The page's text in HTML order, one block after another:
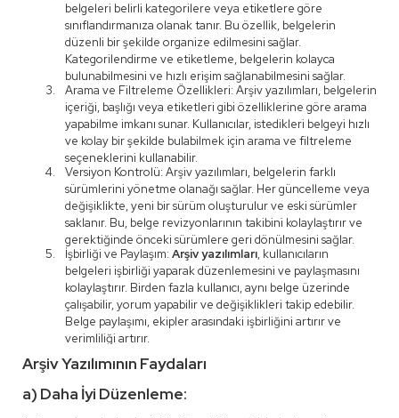
belgeleri belirli kategorilere veya etiketlere göre
sınıflandırmanıza olanak tanır. Bu özellik, belgelerin
düzenli bir şekilde organize edilmesini sağlar.
Kategorilendirme ve etiketleme, belgelerin kolayca
bulunabilmesini ve hızlı erişim sağlanabilmesini sağlar.
Arama ve Filtreleme Özellikleri: Arşiv yazılımları, belgelerin
içeriği, başlığı veya etiketleri gibi özelliklerine göre arama
yapabilme imkanı sunar. Kullanıcılar, istedikleri belgeyi hızlı
ve kolay bir şekilde bulabilmek için arama ve filtreleme
seçeneklerini kullanabilir.
Versiyon Kontrolü: Arşiv yazılımları, belgelerin farklı
sürümlerini yönetme olanağı sağlar. Her güncelleme veya
değişiklikte, yeni bir sürüm oluşturulur ve eski sürümler
saklanır. Bu, belge revizyonlarının takibini kolaylaştırır ve
gerektiğinde önceki sürümlere geri dönülmesini sağlar.
İşbirliği ve Paylaşım:Arşiv yazılımları, kullanıcıların
belgeleri işbirliği yaparak düzenlemesini ve paylaşmasını
kolaylaştırır. Birden fazla kullanıcı, aynı belge üzerinde
çalışabilir, yorum yapabilir ve değişiklikleri takip edebilir.
Belge paylaşımı, ekipler arasındaki işbirliğini artırır ve
verimliliği artırır.
Arşiv Yazılımının Faydaları
a) Daha İyi Düzenleme: